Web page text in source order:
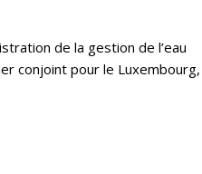
de la gestion de l’eau
conjoint pour le Luxembourg,